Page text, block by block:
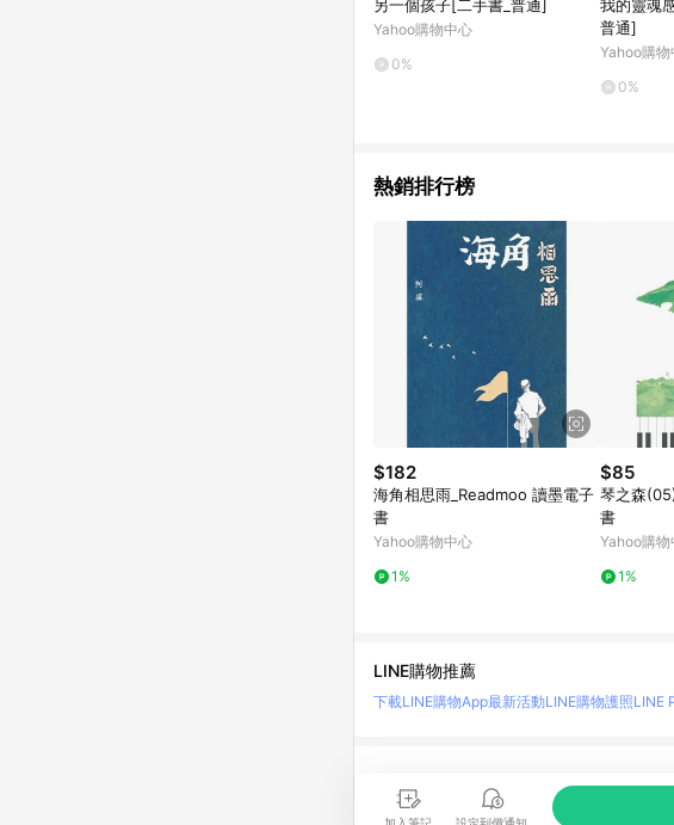
另一個孩子[二手書_普通]
Yahoo購物中心
0%
我的靈魂
普通]
Yahoo購物
0%
熱銷排行榜
$182
海角相思雨_Readmoo 讀墨電子
書
Yahoo購物中心
1%
$85
琴之森
書
Yahoo購物
1%
LINE購物推薦
下載LINE購物App最新活動LINE購物護照LINE
LINE 購物是匯集購物情報與商品資訊的整合
時間差，請務必點擊商品至各合作網路商家，